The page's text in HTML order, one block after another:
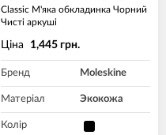
Classic М'яка обкладинка Чорний
Чисті аркуші
Ціна 1,445 грн.
Бренд Moleskine
Матеріал Экокожа
Колір